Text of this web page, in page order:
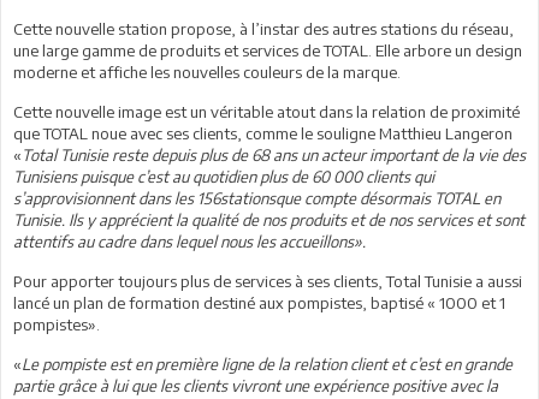
Cette nouvelle station propose, à l’instar des autres stations du réseau,
une large gamme de produits et services de TOTAL. Elle arbore un design
moderne et affiche les nouvelles couleurs de la marque.
Cette nouvelle image est un véritable atout dans la relation de proximité
que TOTAL noue avec ses clients, comme le souligne Matthieu Langeron
«Total Tunisie reste depuis plus de 68 ans un acteur important de la vie des
Tunisiens puisque c’est au quotidien plus de 60 000 clients qui
s’approvisionnent dans les 156stationsque compte désormais TOTAL en
Tunisie. Ils y apprécient la qualité de nos produits et de nos services et sont
attentifs au cadre dans lequel nous les accueillons».
Pour apporter toujours plus de services à ses clients, Total Tunisie a aussi
lancé un plan de formation destiné aux pompistes, baptisé « 1000 et 1
pompistes».
«Le pompiste est en première ligne de la relation client et c’est en grande
partie grâce à lui que les clients vivront une expérience positive avec la